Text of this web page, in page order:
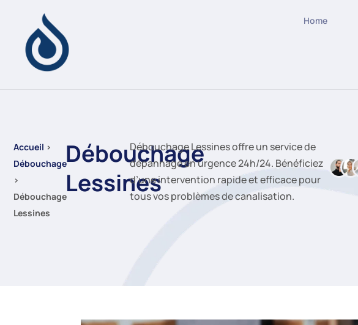
Home
Accueil ›
Débouchage
›
Débouchage
Lessines
Débouchage
Lessines
Débouchage Lessines offre un service de
dépannage en urgence 24h/24. Bénéficiez
d’une intervention rapide et efficace pour
tous vos problèmes de canalisation.